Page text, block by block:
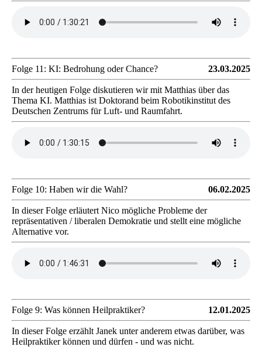
Folge 11: KI: Bedrohung oder Chance? 23.03.2025
In der heutigen Folge diskutieren wir mit Matthias über das
Thema KI. Matthias ist Doktorand beim Robotikinstitut des
Deutschen Zentrums für Luft- und Raumfahrt.
Folge 10: Haben wir die Wahl? 06.02.2025
In dieser Folge erläutert Nico mögliche Probleme der
repräsentativen / liberalen Demokratie und stellt eine mögliche
Alternative vor.
Folge 9: Was können Heilpraktiker? 12.01.2025
In dieser Folge erzählt Janek unter anderem etwas darüber, was
Heilpraktiker können und dürfen - und was nicht.